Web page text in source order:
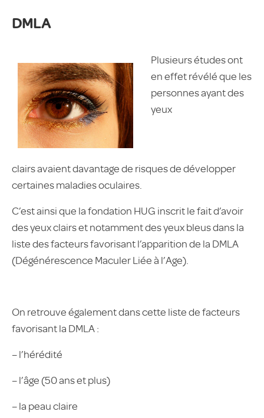
DMLA
Plusieurs études ont
en effet révélé que les
personnes ayant des
yeux
clairs avaient davantage de risques de développer
certaines maladies oculaires.
C’est ainsi que la fondation HUG inscrit le fait d’avoir
des yeux clairs et notamment des yeux bleus dans la
liste des facteurs favorisant l’apparition de la DMLA
(Dégénérescence Maculer Liée à l’Age).
On retrouve également dans cette liste de facteurs
favorisant la DMLA :
– l’hérédité
– l’âge (50 ans et plus)
– la peau claire